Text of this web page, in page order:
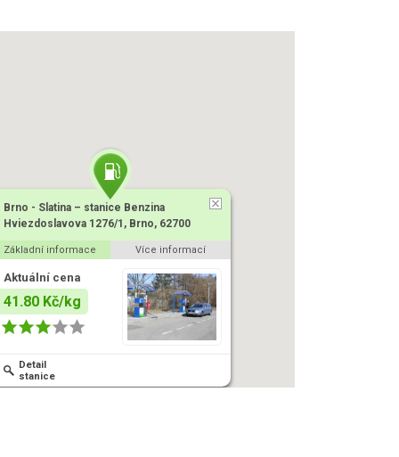
Brno - Slatina – stanice Benzina
Hviezdoslavova 1276/1, Brno, 62700
Základní informace Více informací
Aktuální cena
41.80 Kč/kg
Detail
stanice